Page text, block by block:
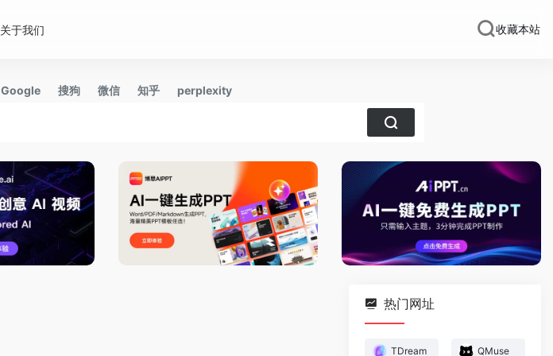
关于我们 收藏本站
Google 搜狗 微信 知乎 perplexity
热门网址
TDream QMuse